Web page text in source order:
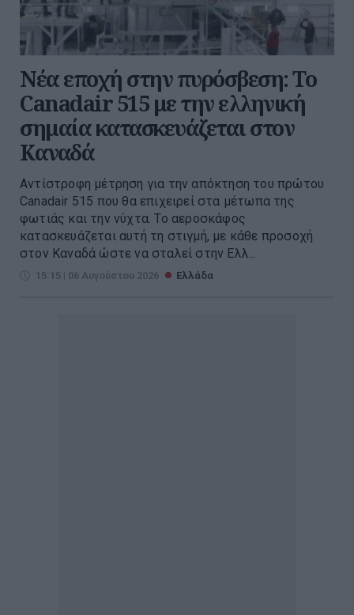
Νέα εποχή στην πυρόσβεση: Το
Canadair 515 με την ελληνική
σημαία κατασκευάζεται στον
Καναδά
Αντίστροφη μέτρηση για την απόκτηση του πρώτου
Canadair 515 που θα επιχειρεί στα μέτωπα της
φωτιάς και την νύχτα. Το αεροσκάφος
κατασκευάζεται αυτή τη στιγμή, με κάθε προσοχή
στον Καναδά ώστε να σταλεί στην Ελλ...
15:15 | 06 Αυγούστου 2026 Ελλάδα